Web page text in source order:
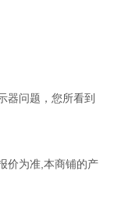
器问题，您所看到
价为准,本商铺的产